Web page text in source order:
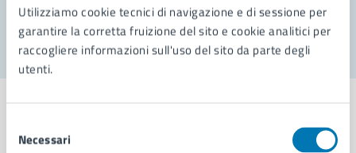
Utilizziamo cookie tecnici di navigazione e di sessione per
garantire la corretta fruizione del sito e cookie analitici per
raccogliere informazioni sull'uso del sito da parte degli
utenti.
delNecessari
Segnala disservizio